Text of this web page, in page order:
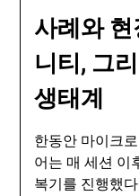
사례와
니티, 그
생태계
한동안 마이크
어는 매 세션 이
복기를 진행했